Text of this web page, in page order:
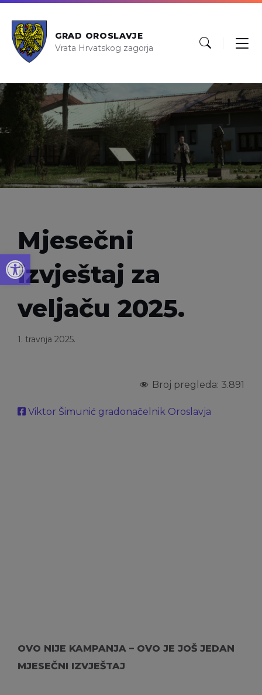
Open toolbar
GRAD OROSLAVJE
Vrata Hrvatskog zagorja
Mjesečni
izvještaj za
veljaču 2025.
1. travnja 2025.
Broj pregleda: 3.891
Viktor Šimunić gradonačelnik Oroslavja
OVO NIJE KAMPANJA – OVO JE JOŠ JEDAN
MJESEČNI IZVJEŠTAJ